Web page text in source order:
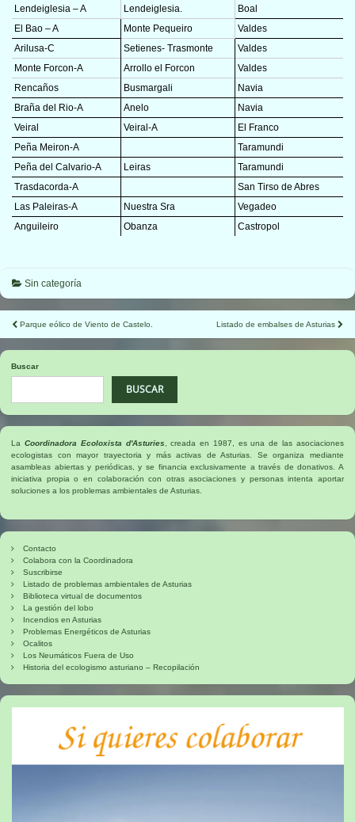
Lendeiglesia – A Lendeiglesia.
Boal
El Bao – A
Monte Pequeiro
Valdes
Arilusa-C
Setienes- Trasmonte
Valdes
Monte Forcon-A
Arrollo el Forcon
Valdes
Rencaños
Busmargali
Navia
Braña del Rio-A
Anelo
Navia
Veiral
Veiral-A
El Franco
Peña Meiron-A
Taramundi
Peña del Calvario-A
Leiras
Taramundi
Trasdacorda-A
San Tirso de Abres
Las Paleiras-A
Nuestra Sra
Vegadeo
Anguileiro
Obanza Castropol
Sin categoría
Navegación
de
entradas
Parque eólico de Viento de Castelo. Listado de embalses de Asturias
Buscar
BUSCAR
LaCoordinadora Ecoloxista d'Asturies , creada en 1987, es una de las asociaciones
ecologistas con mayor trayectoria y más activas de Asturias. Se organiza mediante
asambleas abiertas y periódicas, y se financia exclusivamente a través de donativos. A
iniciativa propia o en colaboración con otras asociaciones y personas intenta aportar
soluciones a los problemas ambientales de Asturias.
Contacto
Colabora con la Coordinadora
Suscribirse
Listado de problemas ambientales de Asturias
Biblioteca virtual de documentos
La gestión del lobo
Incendios en Asturias
Problemas Energéticos de Asturias
Ocalitos
Los Neumáticos Fuera de Uso
Historia del ecologismo asturiano – Recopilación